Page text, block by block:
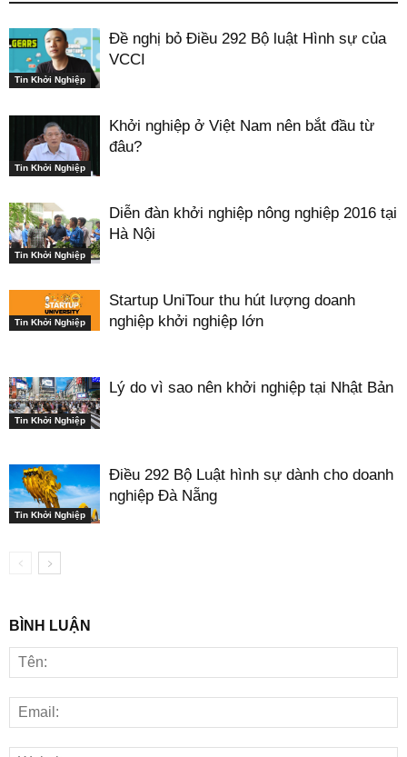
Tin Khởi Nghiệp
Đề nghị bỏ Điều 292 Bộ luật Hình sự của
VCCI
Tin Khởi Nghiệp
Khởi nghiệp ở Việt Nam nên bắt đầu từ
đâu?
Tin Khởi Nghiệp
Diễn đàn khởi nghiệp nông nghiệp 2016 tại
Hà Nội
Tin Khởi Nghiệp
Startup UniTour thu hút lượng doanh
nghiệp khởi nghiệp lớn
Tin Khởi Nghiệp
Lý do vì sao nên khởi nghiệp tại Nhật Bản
Tin Khởi Nghiệp
Điều 292 Bộ Luật hình sự dành cho doanh
nghiệp Đà Nẵng
BÌNH LUẬN